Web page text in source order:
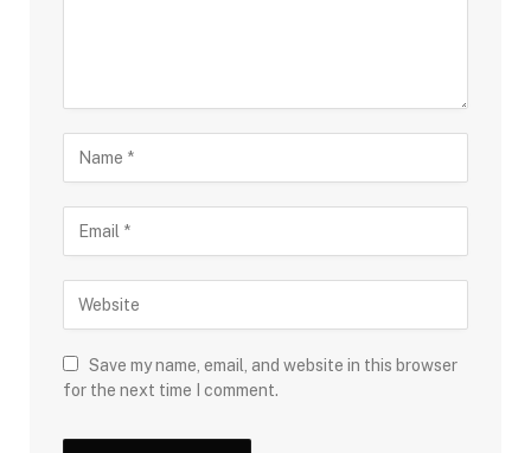
Save my name, email, and website in this browser
for the next time I comment.